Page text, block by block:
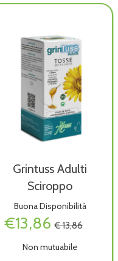
Grintuss Adulti
Sciroppo
Buona Disponibilità
€13,86 € 13,86
Non mutuabile